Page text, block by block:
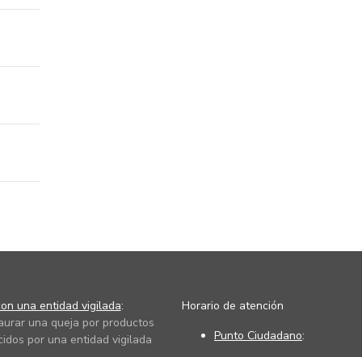
una entidad vigilada:
una queja por productos
por una entidad vigilada
Horario de atención
Punto Ciudadano: